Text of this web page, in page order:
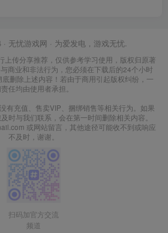
无忧游戏网 · 为爱发电，游戏无忧.
上传分享推荐，仅供参考学习使用，版权归原著
商业和非法行为，您必须在下载后的24个小时
删除上述内容！若由于商用引起版权纠纷，一
任均由使用者承担。
有充值、售卖VIP、捆绑销售等相关行为。如果
时与我们联系，会在第一时间删除相关内容。
或网站留言，其他途径可能收不到或响应
不及时，谢谢。
扫码加官方交流
频道